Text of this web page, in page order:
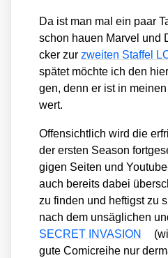
Da ist man mal ein paar
schon hau­en Mar­vel und
cker zurzwei­ten Staf­fel
spä­tet möch­te ich den
gen, denn er ist in
wert.
Offen­sicht­lich wird die
der ers­ten Sea­son
gi­gen Sei­ten und
auch bereits dabei
zu fin­den und hef­tigst zu
nach dem unsäg­li­chen
SECRET INVASION
gute Comic­rei­he nur